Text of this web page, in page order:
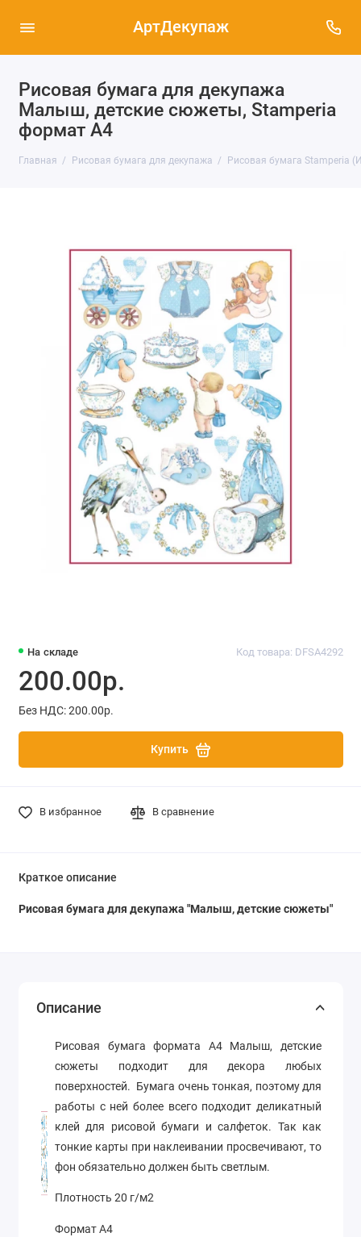
АртДекупаж
Рисовая бумага для декупажа
Малыш, детские сюжеты, Stamperia
формат А4
Главная Рисовая бумага для декупажа Рисовая бумага Stamperia
На складе Код товара: DFSA4292
200.00р.
Без НДС: 200.00р.
Купить
В избранное В сравнение
Краткое описание
Рисовая бумага для декупажа "Малыш, детские сюжеты"
Описание
Рисовая бумага формата А4 Малыш, детские
сюжеты подходит для декора любых
поверхностей. Бумага очень тонкая, поэтому для
работы с ней более всего подходит деликатный
клей для рисовой бумаги и салфеток. Так как
тонкие карты при наклеивании просвечивают, то
фон обязательно должен быть светлым.
Плотность 20 г/м2
Формат А4